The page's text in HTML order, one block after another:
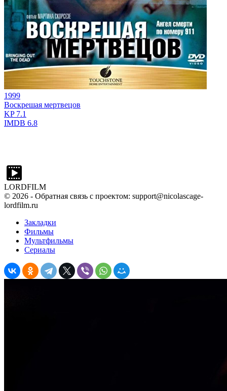
1999
Воскрешая мертвецов
KP7.1
IMDB 6.8
LORDFILM
© 2026 - Обратная связь с проектом: support@nicolascage-
lordfilm.ru
Закладки
Фильмы
Мультфильмы
Сериалы